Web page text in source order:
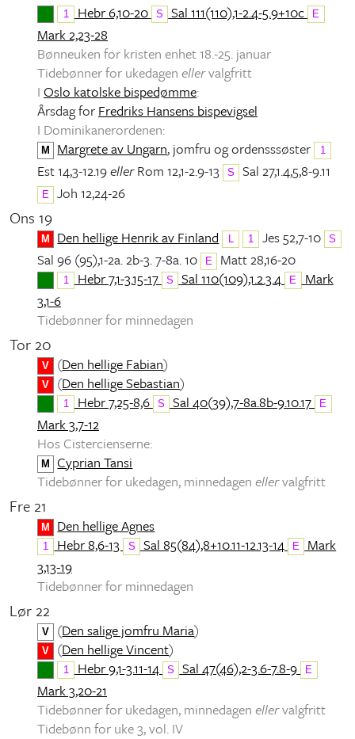
1 Hebr 6,10-20 S Sal 111(110),1-2.4-5.9+10c E
Mark 2,23-28
Bønneuken for kristen enhet 18.-25. januar
Tidebønner for ukedagen ellervalgfritt
I Oslo katolske bispedømme:
Årsdag forFredriks Hansens bispevigsel
I Dominikanerordenen:
M Margrete av Ungarn, jomfru og ordensssøster 1
Est 14,3-12.19ellerRom 12,1-2.9-13 S Sal 27,1.4,5,8-9.11
E Joh 12,24-26
Ons 19
M Den hellige Henrik av Finland L 1 Jes 52,7-10 S
Sal 96 (95),1-2a. 2b-3. 7-8a. 10 E Matt 28,16-20
1 Hebr 7,1-3.15-17 S Sal 110(109),1.2.3.4 E Mark
3,1-6
Tidebønner for minnedagen
Tor 20
V (Den hellige Fabian)
V (Den hellige Sebastian)
1 Hebr 7,25-8,6 S Sal 40(39),7-8a.8b-9.10.17 E
Mark 3,7-12
Hos Cistercienserne:
M
Cyprian Tansi
Tidebønner for ukedagen, minnedagen ellervalgfritt
Fre 21
M Den hellige Agnes
1 Hebr 8,6-13 S Sal 85(84),8+10.11-12.13-14 E
Mark
3,13-19
Tidebønner for minnedagen
Lør 22
V (Den salige jomfru Maria)
V (Den hellige Vincent)
1 Hebr 9,1-3.11-14 S Sal 47(46),2-3.6-7.8-9 E
Mark 3,20-21
Tidebønner for ukedagen, minnedagen ellervalgfritt
Tidebønn for uke 3, vol. IV